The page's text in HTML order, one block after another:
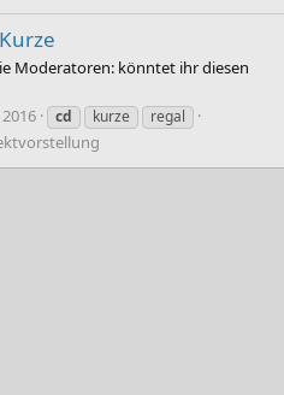
Moderatoren: könntet ihr diesen
cd kurze regal